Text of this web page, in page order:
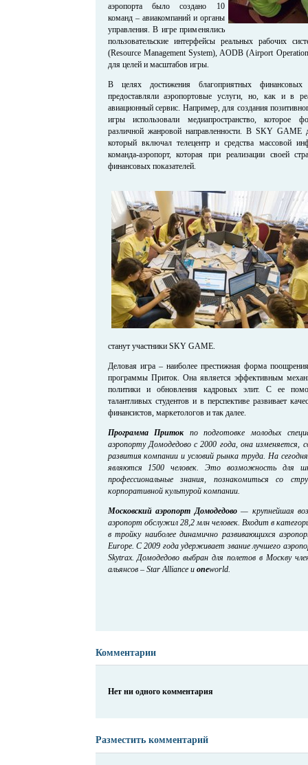
аэропорта было создано 10
команд – авиакомпаний и органы
управления. В игре применялись
пользовательские интерфейсы реальных рабочих
(Resource Management System), AODB (Airport
для целей и масштабов игры.
В целях достижения благоприятных
предоставляли аэропортовые услуги, но, как и в
авиационный сервис. Например, для создания
игры использовали медиапространство, которое
различной жанровой направленности. В SKY GAME
который включал телецентр и средства массовой
команда-аэропорт, которая при реализации своей
финансовых показателей.
станут участники SKY GAME.
Деловая игра – наиболее престижная форма поощрения
программы Приток. Она является эффективным
политики и обновления кадровых элит. С ее
талантливых студентов и в перспективе развивает
финансистов, маркетологов и так далее.
Программа Приток
по подготовке молодых
аэропорту Домодедово с 2000 года, она изменяется,
развития компании и условий рынка труда. На
являются 1500 человек. Это возможность для
профессиональные знания, познакомиться со
корпоративной культурой компании.
Московский аэропорт Домодедово— крупнейшая
аэропорт обслужил 28,2 млн человек. Входит в
в тройку наиболее динамично развивающихся
Europe. С 2009 года удерживает звание лучшего
Skytrax. Домодедово выбран для полетов в Москву
альянсов – Star Alliance иoneworld.
Комментарии
Нет ни одного комментария
Разместить комментарий